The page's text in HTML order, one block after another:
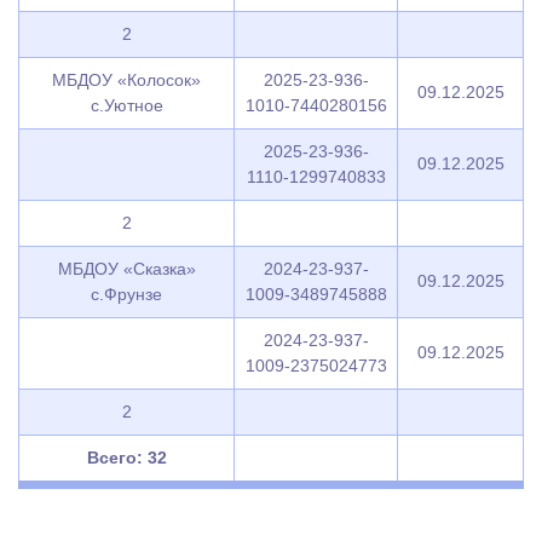
2
МБДОУ «Колосок»
с.Уютное
2025-23-936-
1010-7440280156
09.12.2025
2025-23-936-
1110-1299740833
09.12.2025
2
МБДОУ «Сказка»
с.Фрунзе
2024-23-937-
1009-3489745888
09.12.2025
2024-23-937-
1009-2375024773
09.12.2025
2
Всего: 32